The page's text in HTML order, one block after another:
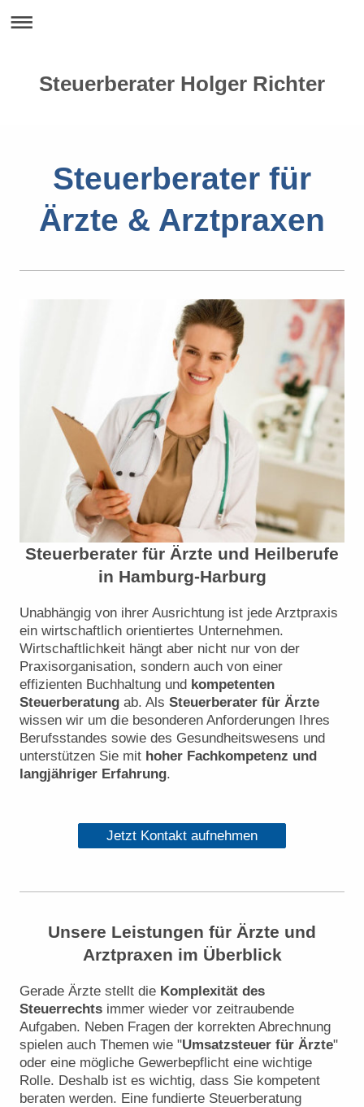
Steuerberater Holger Richter
Steuerberater für
Ärzte & Arztpraxen
Steuerberater für Ärzte und Heilberufe
in Hamburg-Harburg
Unabhängig von ihrer Ausrichtung ist jede Arztpraxis
ein wirtschaftlich orientiertes Unternehmen.
Wirtschaftlichkeit hängt aber nicht nur von der
Praxisorganisation, sondern auch von einer
effizienten Buchhaltung und kompetenten
Steuerberatung ab. Als Steuerberater für Ärzte
wissen wir um die besonderen Anforderungen Ihres
Berufsstandes sowie des Gesundheitswesens und
unterstützen Sie mit hoher Fachkompetenz und
langjähriger Erfahrung.
Jetzt Kontakt aufnehmen
Unsere Leistungen für Ärzte und
Arztpraxen im Überblick
Gerade Ärzte stellt die Komplexität des
Steuerrechts immer wieder vor zeitraubende
Aufgaben. Neben Fragen der korrekten Abrechnung
spielen auch Themen wie "Umsatzsteuer für Ärzte"
oder eine mögliche Gewerbepflicht eine wichtige
Rolle. Deshalb ist es wichtig, dass Sie kompetent
beraten werden. Eine fundierte Steuerberatung